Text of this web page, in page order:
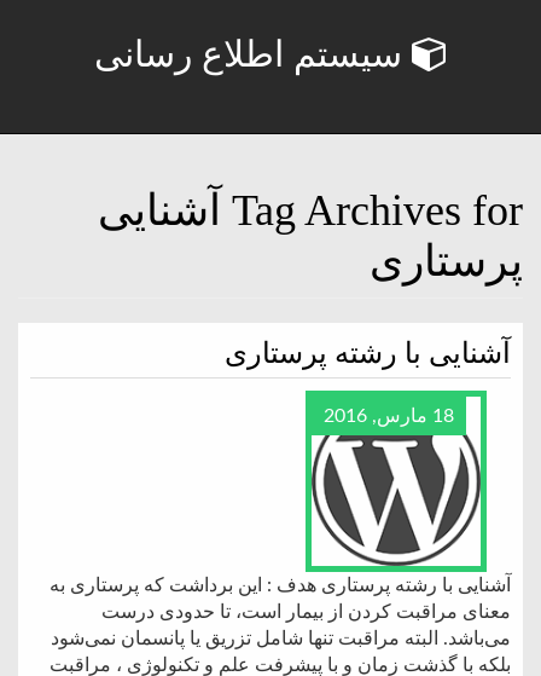
سیستم اطلاع رسانی
Tag Archives for آشنایی
پرستاری
آشنایی با رشته پرستاری
18 مارس, 2016
آشنایی با رشته پرستاری هدف : این برداشت که پرستاری به
معنای مراقبت کردن از بیمار است، تا حدودی درست
می‌باشد. البته مراقبت تنها شامل تزریق یا پانسمان نمی‌شود
بلکه با گذشت زمان و با پیشرفت علم و تکنولوژی ، مراقبت